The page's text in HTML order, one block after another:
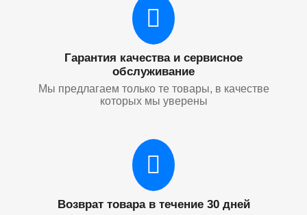
Гарантия качества и сервисное
обслуживание
Мы предлагаем только те товары, в качестве
которых мы уверены
Возврат товара в течение 30 дней